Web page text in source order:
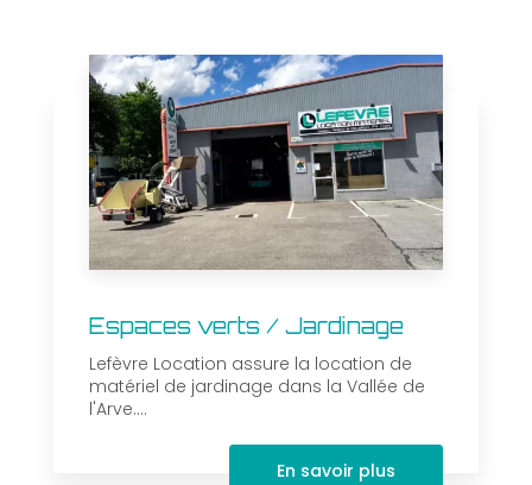
Espaces verts / Jardinage
Lefèvre Location assure la location de
matériel de jardinage dans la Vallée de
l'Arve....
En savoir plus